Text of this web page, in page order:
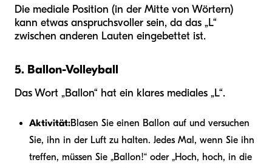
Die mediale Position (in der Mitte von Wörtern)
kann etwas anspruchsvoller sein, da das „L“
zwischen anderen Lauten eingebettet ist.
5. Ballon-Volleyball
Das Wort „Ballon“ hat ein klares mediales „L“.
Aktivität:Blasen Sie einen Ballon auf und versuchen
Sie, ihn in der Luft zu halten. Jedes Mal, wenn Sie ihn
treffen, müssen Sie „Ballon!“ oder „Hoch, hoch, in die